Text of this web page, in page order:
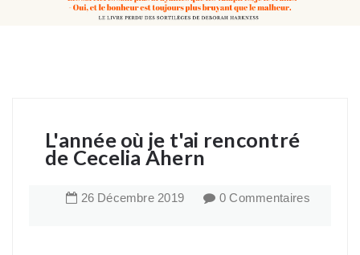
L'année où je t'ai rencontré
de Cecelia Ahern
26 Décembre 2019 0 Commentaires